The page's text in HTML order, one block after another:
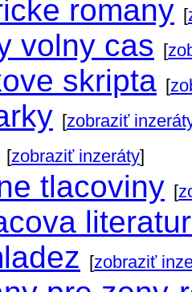
romany [
volny cas [
skripta [
[zobraziť
[zobraziť inzeráty]
tlacoviny [
[zobraziť